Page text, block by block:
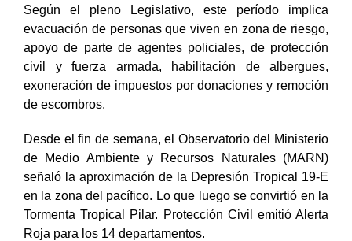
Según el pleno Legislativo, este período implica
evacuación de personas que viven en zona de riesgo,
apoyo de parte de agentes policiales, de protección
civil y fuerza armada, habilitación de albergues,
exoneración de impuestos por donaciones y remoción
de escombros.
Desde el fin de semana, el Observatorio del Ministerio
de Medio Ambiente y Recursos Naturales (MARN)
señaló la aproximación de la Depresión Tropical 19-E
en la zona del pacífico. Lo que luego se convirtió en la
Tormenta Tropical Pilar. Protección Civil emitió Alerta
Roja para los 14 departamentos.